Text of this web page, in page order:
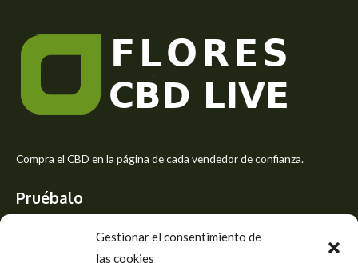
Gestionar el consentimiento de
las cookies
s
e
Compra el CBD en la página de cada vendedor de confianza.
Pruébalo
Siente el mejor aroma de las flores CBD y usa los beneficios del